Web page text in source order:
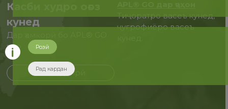
Касби худро оғоз
кунед
Дар ҳамкорӣ бо APL® GO
ҳоло
Бақайдгирӣ
Тиҷоратро васеъ кунед,
ҷуғрофиёро васеъ
Розӣ
Рад кардан